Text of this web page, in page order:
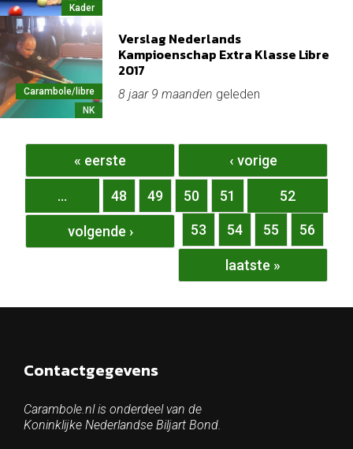
Kader
Carambole/libre
NK
Verslag Nederlands
Kampioenschap Extra Klasse Libre
2017
8 jaar 9 maanden geleden
Pagina's
« eerste ‹ vorige
… 48 49 50 51 52
53 54 55 56
volgende ›
laatste »
Contactgegevens
Carambole.nl is onderdeel van de
Koninklijke Nederlandse Biljart Bond.